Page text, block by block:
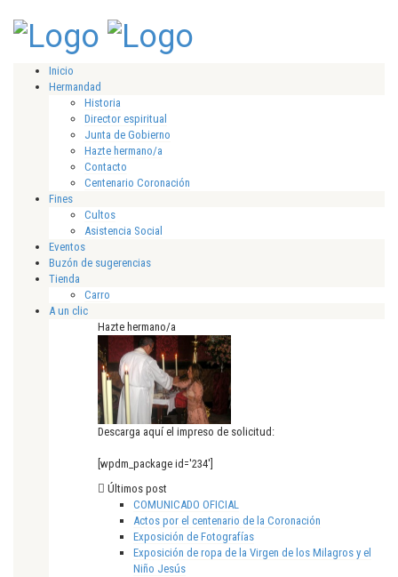
Inicio
Hermandad
Historia
Director espiritual
Junta de Gobierno
Hazte hermano/a
Contacto
Centenario Coronación
Fines
Cultos
Asistencia Social
Eventos
Buzón de sugerencias
Tienda
Carro
A un clic
Hazte hermano/a
Descarga aquí el impreso de solicitud:
[wpdm_package id='234']
Últimos post
COMUNICADO OFICIAL
Actos por el centenario de la Coronación
Exposición de Fotografías
Exposición de ropa de la Virgen de los Milagros y el
Niño Jesús